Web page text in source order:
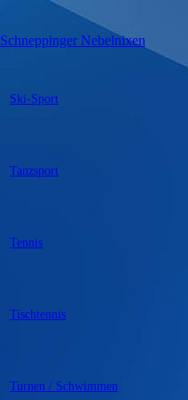
Schneppinger Nebelnixen
Ski-Sport
Tanzsport
Tennis
Tischtennis
Turnen / Schwimmen